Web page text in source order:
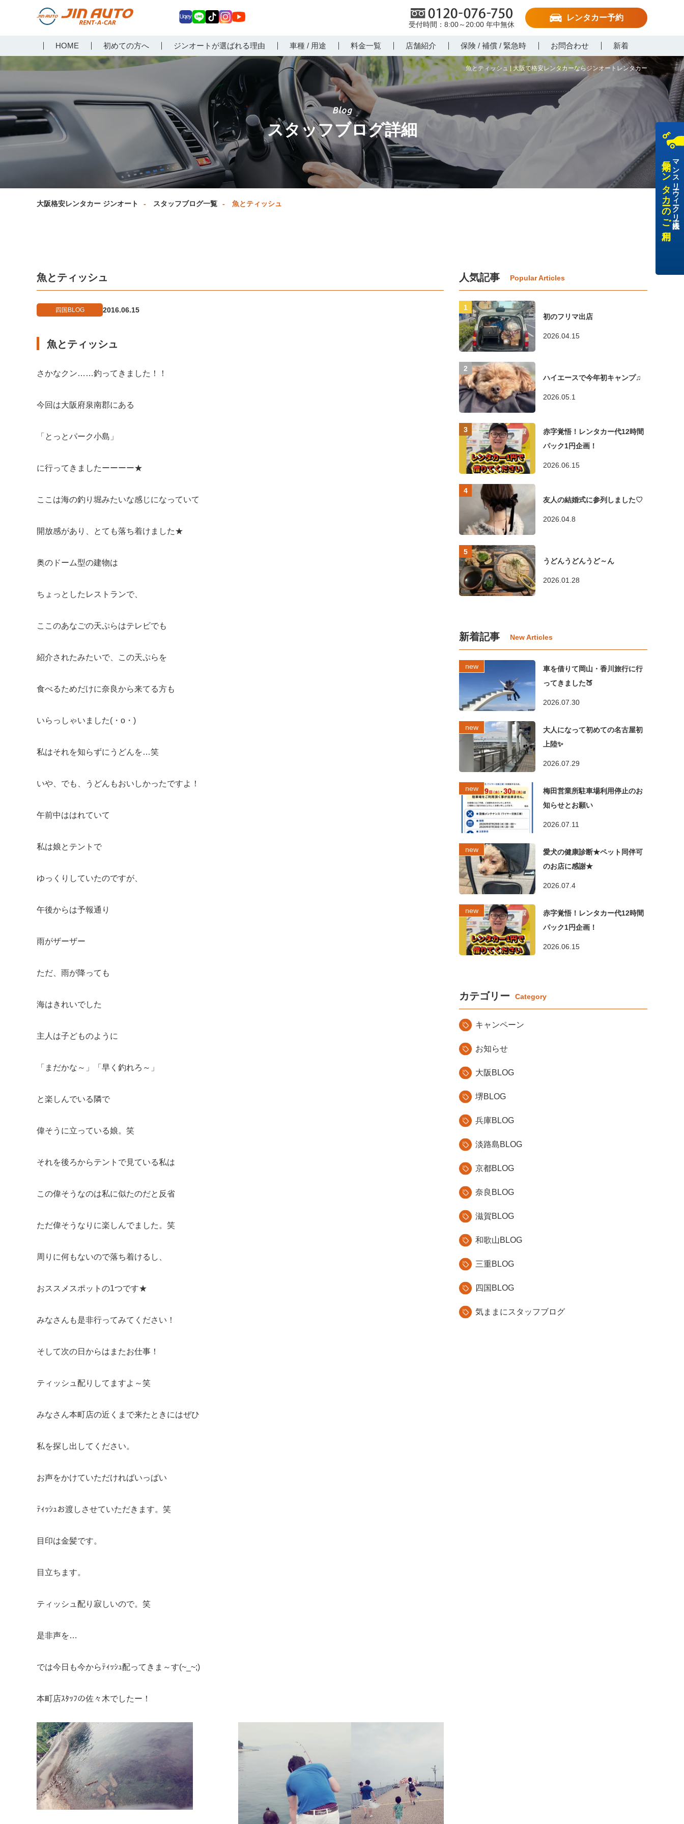
魚とティッシュ | 大阪で格安レンタカーならジンオートレンタカー
らジンオートレンタカー
0120-076-750
8:00～20:00 年中無休
レンタカー予約
HOME 初めての方へ ジンオートが選ばれる理由 車種 / 用途 料金一覧 店舗紹介 保険 / 補償 / 緊急時 お問合わせ 新着
ey E
Tokagr
am
uT
ub
スタッフブログ詳細
大阪格安レンタカー ジンオート スタッフブログ一覧 魚とティッシュ
魚とティッシュ
四国BLOG 2016.06.15
魚とティッシュ
さかなクン……釣ってきました！！
今回は大阪府泉南郡にある
「とっとパーク小島」
に行ってきましたーーーー★
ここは海の釣り堀みたいな感じになっていて
開放感があり、とても落ち着けました★
奥のドーム型の建物は
ちょっとしたレストランで、
ここのあなごの天ぷらはテレビでも
紹介されたみたいで、この天ぷらを
食べるためだけに奈良から来てる方も
いらっしゃいました(・o・)
私はそれを知らずにうどんを…笑
いや、でも、うどんもおいしかったですよ！
午前中ははれていて
私は娘とテントで
ゆっくりしていたのですが、
午後からは予報通り
雨がザーザー
ただ、雨が降っても
海はきれいでした
主人は子どものように
「まだかな～」「早く釣れろ～」
と楽しんでいる隣で
偉そうに立っている娘。笑
それを後ろからテントで見ている私は
この偉そうなのは私に似たのだと反省
ただ偉そうなりに楽しんでました。笑
周りに何もないので落ち着けるし、
おススメスポットの1つです★
みなさんも是非行ってみてください！
そして次の日からはまたお仕事！
ティッシュ配りしてますよ～笑
みなさん本町店の近くまで来たときにはぜひ
私を探し出してください。
お声をかけていただければいっぱい
ﾃｨｯｼｭお渡しさせていただきます。笑
目印は金髪です。
目立ちます。
ティッシュ配り寂しいので。笑
是非声を…
では今日も今からﾃｨｯｼｭ配ってきま～す(~_~;)
本町店ｽﾀｯﾌの佐々木でしたー！
人気記事
初のフリマ出店
2026.04.15
ハイエースで今年初キャンプ♫
2026.05.1
赤字覚悟！レンタカー代12時間
パック1円企画！
2026.06.15
友人の結婚式に参列しました♡
2026.04.8
うどんうどんうど～ん
2026.01.28
新着記事
車を借りて岡山・香川旅行に行
ってきました🍑
2026.07.30
大人になって初めての名古屋初
上陸✨
2026.07.29
梅田営業所駐車場利用停止のお
知らせとお願い
2026.07.11
愛犬の健康診断★ペット同伴可
のお店に感謝★
2026.07.4
赤字覚悟！レンタカー代12時間
パック1円企画！
2026.06.15
カテゴリー
キャンペーン
お知らせ
大阪BLOG
堺BLOG
兵庫BLOG
淡路島BLOG
京都BLOG
奈良BLOG
滋賀BLOG
和歌山BLOG
三重BLOG
四国BLOG
気ままにスタッフブログ
マンスリー・ウィークリー・法人様
長期レンタカーのご利用